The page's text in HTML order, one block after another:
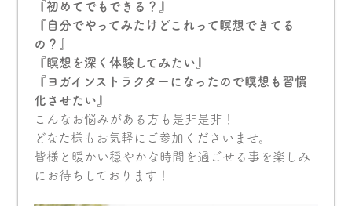
『初めてでもできる？』
『自分でやってみたけどこれって瞑想できてる
の？』
『瞑想を深く体験してみたい』
『ヨガインストラクターになったので瞑想も習慣
化させたい』
こんなお悩みがある方も是非是非！
どなた様もお気軽にご参加くださいませ。
皆様と暖かい穏やかな時間を過ごせる事を楽しみ
にお待ちしております！